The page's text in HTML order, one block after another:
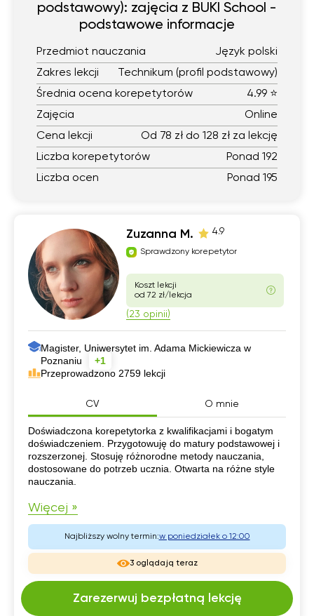
podstawowy): zajęcia z BUKI School -
podstawowe informacje
Przedmiot nauczania
Język polski
Zakres lekcji
Technikum (profil podstawowy)
Średnia ocena korepetytorów
4.99 ⭐
Zajęcia
Online
Cena lekcji
Od 78 zł do 128 zł za lekcję
Liczba korepetytorów
Ponad 192
Liczba ocen
Ponad 195
Zuzanna M. 4.9
Sprawdzony korepetytor
Koszt lekcji
od 72 zł/lekcja
(23 opinii)
Magister, Uniwersytet im. Adama Mickiewicza w
Poznaniu
+1
Przeprowadzono 2759 lekcji
CV O mnie
CV
Doświadczona korepetytorka z kwalifikacjami i bogatym
doświadczeniem. Przygotowuję do matury podstawowej i
rozszerzonej. Stosuję różnorodne metody nauczania,
dostosowane do potrzeb ucznia. Otwarta na różne style
nauczania.
Więcej »
Najbliższy wolny termin:w poniedziałek o 12:00
3 oglądają teraz
Zarezerwuj bezpłatną lekcję